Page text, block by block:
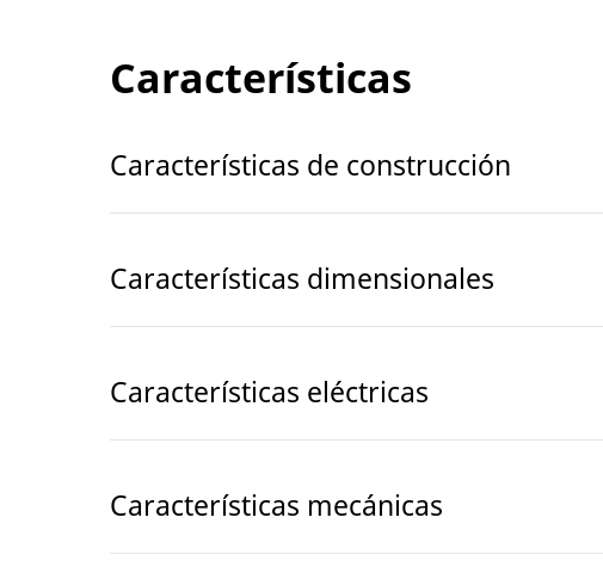
Características
Características de construcción
Características dimensionales
Características eléctricas
Características mecánicas